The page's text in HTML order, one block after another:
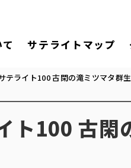
サテライトマップ
テライト100 古閑の滝ミツマタ群
ト100 古閑